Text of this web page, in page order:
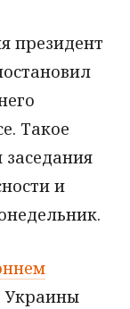
президент
Такое
и
Украины